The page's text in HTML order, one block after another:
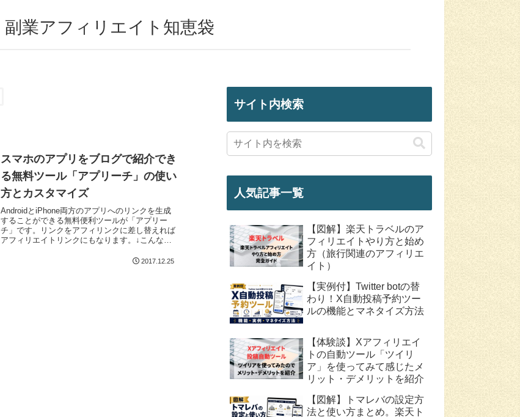
副業アフィリエイト知恵袋
スマホのアプリをブログで紹介でき
る無料ツール「アプリーチ」の使い
方とカスタマイズ
AndroidとiPhone両方のアプリへのリンクを生成
することができる無料便利ツールが「アプリー
チ」です。リンクをアフィリンクに差し替えれば
アフィリエイトリンクにもなります。↓こんな感
2017.12.25
サイト内検索
人気記事一覧
【図解】楽天トラベルのア
フィリエイトやり方と始め
方（旅行関連のアフィリエ
イト）
【実例付】Twitter botの替
わり！X自動投稿予約ツー
ルの機能とマネタイズ方法
【体験談】Xアフィリエイ
トの自動ツール「ツイリ
ア」を使ってみて感じたメ
リット・デメリットを紹介
【図解】トマレバの設定方
法と使い方まとめ。楽天ト